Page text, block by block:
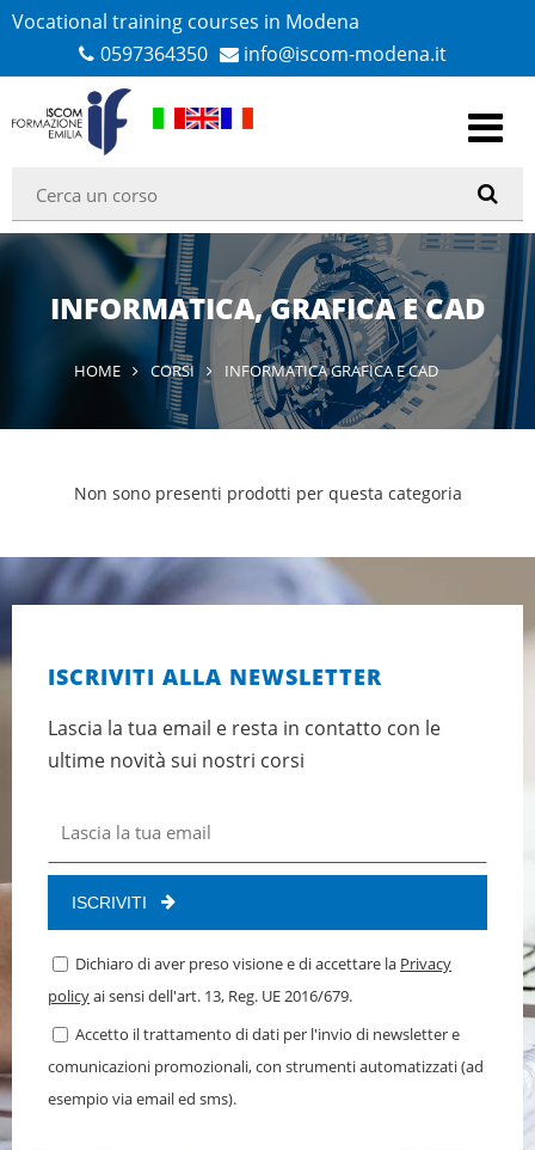
Vocational training courses in Modena
0597364350
info@iscom-modena.it
INFORMATICA, GRAFICA E CAD
HOME CORSI INFORMATICA GRAFICA E CAD
Non sono presenti prodotti per questa categoria
ISCRIVITI ALLA NEWSLETTER
Lascia la tua email e resta in contatto con le
ultime novità sui nostri corsi
ISCRIVITI
Dichiaro di aver preso visione e di accettare la Privacy
policyai sensi dell'art. 13, Reg. UE 2016/679.
Accetto il trattamento di dati per l'invio di newsletter e
comunicazioni promozionali, con strumenti automatizzati (ad
esempio via email ed sms).